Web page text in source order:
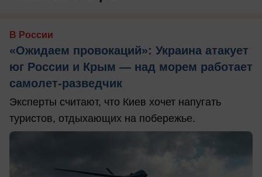
В России
«Ожидаем провокаций»: Украина атакует
юг России и Крым — над морем работает
самолет-разведчик
Эксперты считают, что Киев хочет напугать
туристов, отдыхающих на побережье.